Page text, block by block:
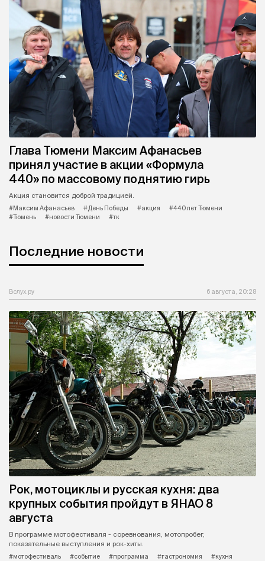
Глава Тюмени Максим Афанасьев
принял участие в акции «Формула
440» по массовому поднятию гирь
Акция становится доброй традицией.
#Максим Афанасьев
#День Победы #акция
#440 лет Тюмени
#Тюмень
#новости Тюмени #тк
Последние новости
Вслух.ру 6 августа, 20:28
Рок, мотоциклы и русская кухня: два
крупных события пройдут в ЯНАО 8
августа
В программе мотофестиваля - соревнования, мотопробег,
показательные выступления и рок-хиты.
#мотофестиваль
#событие #программа #гастрономия
#кухня